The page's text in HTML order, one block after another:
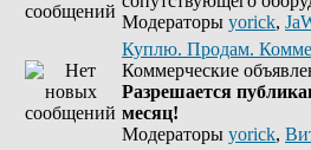
Модераторы yorick,
Куплю. Продам.
Коммерческие
Разрешается
месяц!
Модераторы yorick,